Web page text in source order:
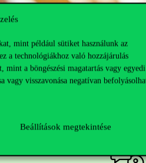
mint például sütiket használunk az
a technológiákhoz való hozzájárulás
mint a böngészési magatartás vagy egyedi
vagy visszavonása negatívan
Beállítások megtekintése